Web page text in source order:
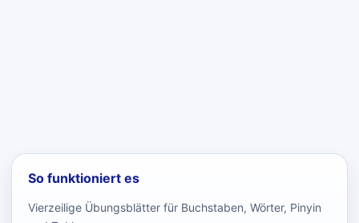
So funktioniert es
Vierzeilige Übungsblätter für Buchstaben, Wörter, Pinyin